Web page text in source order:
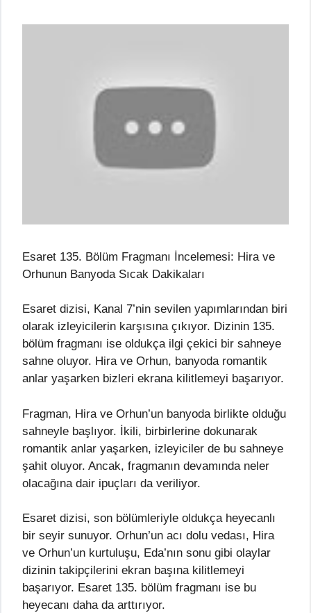
Esaret 135. Bölüm Fragmanı İncelemesi: Hira ve
Orhunun Banyoda Sıcak Dakikaları
Esaret dizisi, Kanal 7’nin sevilen yapımlarından biri
olarak izleyicilerin karşısına çıkıyor. Dizinin 135.
bölüm fragmanı ise oldukça ilgi çekici bir sahneye
sahne oluyor. Hira ve Orhun, banyoda romantik
anlar yaşarken bizleri ekrana kilitlemeyi başarıyor.
Fragman, Hira ve Orhun’un banyoda birlikte olduğu
sahneyle başlıyor. İkili, birbirlerine dokunarak
romantik anlar yaşarken, izleyiciler de bu sahneye
şahit oluyor. Ancak, fragmanın devamında neler
olacağına dair ipuçları da veriliyor.
Esaret dizisi, son bölümleriyle oldukça heyecanlı
bir seyir sunuyor. Orhun’un acı dolu vedası, Hira
ve Orhun’un kurtuluşu, Eda’nın sonu gibi olaylar
dizinin takipçilerini ekran başına kilitlemeyi
başarıyor. Esaret 135. bölüm fragmanı ise bu
heyecanı daha da arttırıyor.